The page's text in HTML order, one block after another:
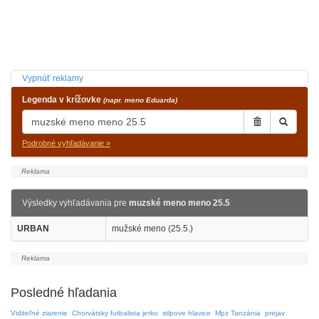
Vypnúť reklamy
Legenda v krížovke (napr. meno Eduarda)
Podrobné vyhľadávanie »
Výsledky vyhľadávania pre muzské meno meno 25.5
URBAN mužské meno (25.5.)
Posledné hľadania
Viditeľné ziarenie Chorvátsky futbalista jerko stlpove hlavice Mpz Tanzánia prejav